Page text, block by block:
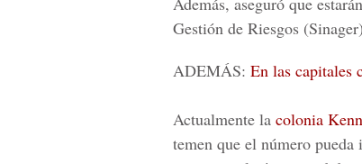
Gestión de Riesgos
ADEMÁS: En las capitales
Actualmente la colonia
temen que el número